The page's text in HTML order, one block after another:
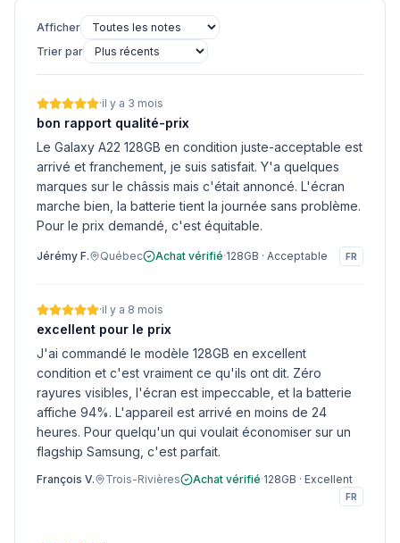
Afficher
Trier par
·il y a 3 mois
bon rapport qualité-prix
Le Galaxy A22 128GB en condition juste-acceptable est
arrivé et franchement, je suis satisfait. Y'a quelques
marques sur le châssis mais c'était annoncé. L'écran
marche bien, la batterie tient la journée sans problème.
Pour le prix demandé, c'est équitable.
Jérémy F. Québec Achat vérifié·128GB · Acceptable FR
·il y a 8 mois
excellent pour le prix
J'ai commandé le modèle 128GB en excellent
condition et c'est vraiment ce qu'ils ont dit. Zéro
rayures visibles, l'écran est impeccable, et la batterie
affiche 94%. L'appareil est arrivé en moins de 24
heures. Pour quelqu'un qui voulait économiser sur un
flagship Samsung, c'est parfait.
François V. Trois-Rivières Achat vérifié·128GB · Excellent
FR